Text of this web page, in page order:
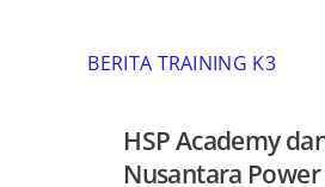
BERITA TRAINING K3
HSP Academy
Nusantara